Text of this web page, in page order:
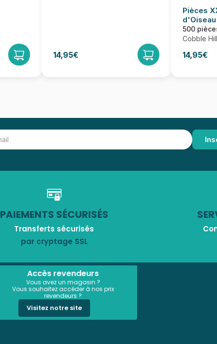
14,95€
Pièces
500
Cobble Hill
14,95€
PAIEMENTS SÉCURISÉS
Transferts sécurisés
par cryptage SSL
Accès revendeurs
Vous avez un magasin ?
Vous souhaitez accéder à nos prix
revendeurs ?
Visitez notre site